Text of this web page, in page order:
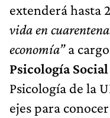
extenderá hasta
vida en
economía”a
Psicología
Psicología de la
ejes para